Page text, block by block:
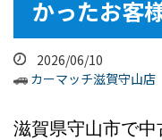
かったお客
2026/06/10
カーマッチ滋賀守山店
滋賀県守山市で